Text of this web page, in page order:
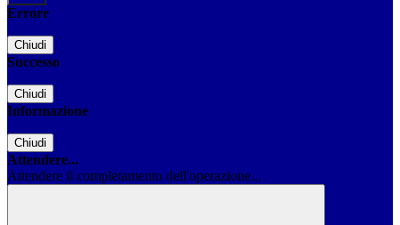
Errore
Chiudi
Successo
Chiudi
Informazione
Chiudi
Attendere...
Attendere il completamento dell'operazione...